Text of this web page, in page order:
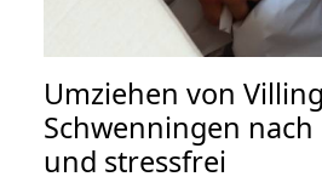
Umziehen von
Schwenningen nach
und stressfrei